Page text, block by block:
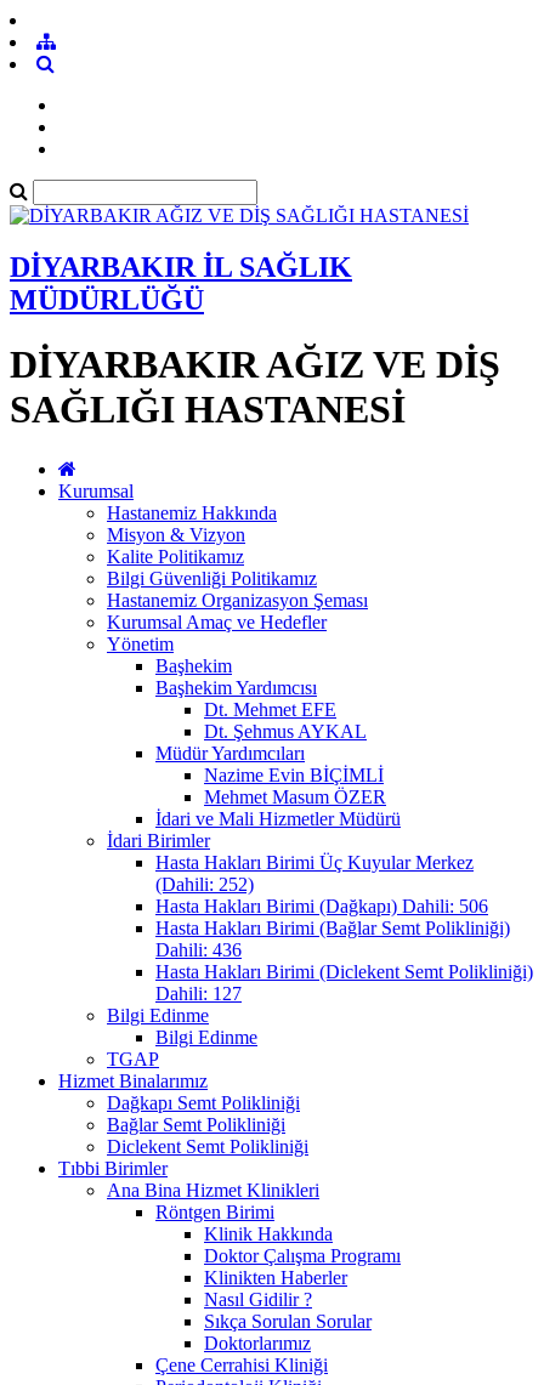
DİYARBAKIR İL SAĞLIK
MÜDÜRLÜĞÜ
DİYARBAKIR AĞIZ VE DİŞ
SAĞLIĞI HASTANESİ
Kurumsal
Hastanemiz Hakkında
Misyon & Vizyon
Kalite Politikamız
Bilgi Güvenliği Politikamız
Hastanemiz Organizasyon Şeması
Kurumsal Amaç ve Hedefler
Yönetim
Başhekim
Başhekim Yardımcısı
Dt. Mehmet EFE
Dt. Şehmus AYKAL
Müdür Yardımcıları
Nazime Evin BİÇİMLİ
Mehmet Masum ÖZER
İdari ve Mali Hizmetler Müdürü
İdari Birimler
Hasta Hakları Birimi Üç Kuyular Merkez
(Dahili: 252)
Hasta Hakları Birimi (Dağkapı) Dahili: 506
Hasta Hakları Birimi (Bağlar Semt Polikliniği)
Dahili: 436
Hasta Hakları Birimi (Diclekent Semt Polikliniği)
Dahili: 127
Bilgi Edinme
Bilgi Edinme
TGAP
Hizmet Binalarımız
Dağkapı Semt Polikliniği
Bağlar Semt Polikliniği
Diclekent Semt Polikliniği
Tıbbi Birimler
Ana Bina Hizmet Klinikleri
Röntgen Birimi
Klinik Hakkında
Doktor Çalışma Programı
Klinikten Haberler
Nasıl Gidilir ?
Sıkça Sorulan Sorular
Doktorlarımız
Çene Cerrahisi Kliniği